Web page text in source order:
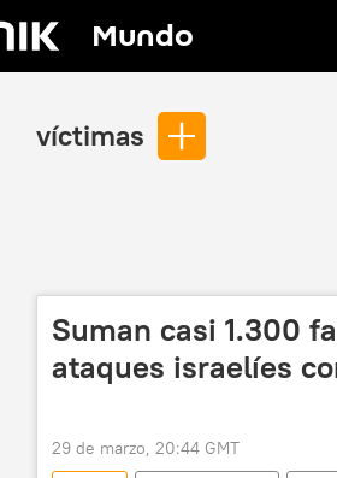
Mundo
víctimas
Suman casi 1.300
ataques israelíes
29 de marzo, 20:44 GMT